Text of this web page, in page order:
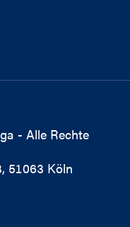
- Alle Rechte
51063 Köln